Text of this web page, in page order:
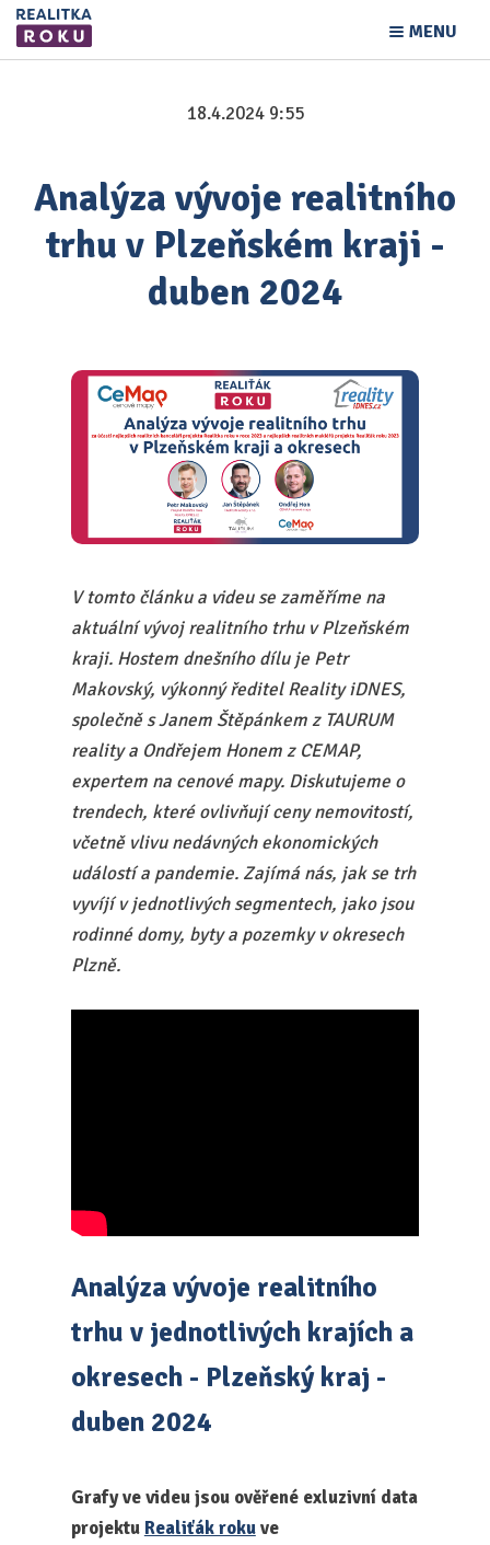
MENU
18.4.2024 9:55
Analýza vývoje realitního
trhu v Plzeňském kraji -
duben 2024
V tomto článku a videu se zaměříme na
aktuální vývoj realitního trhu v Plzeňském
kraji. Hostem dnešního dílu je Petr
Makovský, výkonný ředitel Reality iDNES,
společně s Janem Štěpánkem z TAURUM
reality a Ondřejem Honem z CEMAP,
expertem na cenové mapy. Diskutujeme o
trendech, které ovlivňují ceny nemovitostí,
včetně vlivu nedávných ekonomických
událostí a pandemie. Zajímá nás, jak se trh
vyvíjí v jednotlivých segmentech, jako jsou
rodinné domy, byty a pozemky v okresech
Plzně.
Analýza vývoje realitního
trhu v jednotlivých krajích a
okresech - Plzeňský kraj -
duben 2024
Grafy ve videu jsou ověřené exluzivní data
projektu Realiťák rokuve